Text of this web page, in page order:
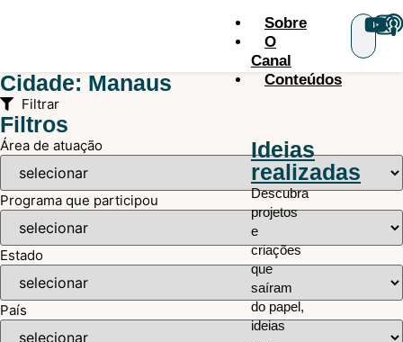
Sobre
O
Canal
Conteúdos
Ideias
realizadas
Descubra
projetos
e
criações
que
saíram
do papel,
ideias
Cidade: Manaus
Filtrar
Filtros
Área de atuação
Programa que participou
Estado
País